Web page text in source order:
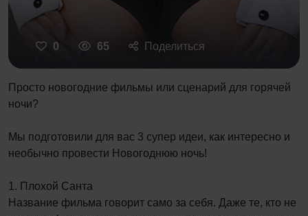
0 65 Поделиться
Просто новогодние фильмы или сценарий для горячей
ночи?
Мы подготовили для вас 3 супер идеи, как интересно и
необычно провести Новогоднюю ночь!
1. Плохой Санта
Название фильма говорит само за себя. Даже те, кто не